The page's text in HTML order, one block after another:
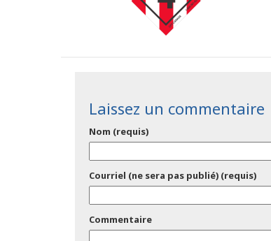
Laissez un commentaire
Nom (requis)
Courriel (ne sera pas publié) (requis)
Commentaire